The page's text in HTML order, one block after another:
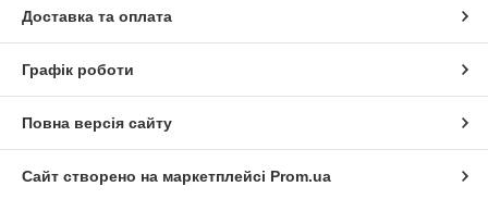
Доставка та оплата
Графік роботи
Повна версія сайту
Сайт створено на маркетплейсі Prom.ua